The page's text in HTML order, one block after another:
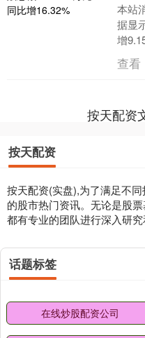
本站
据显
增
增
查看
按天配资
按天配资
按天配资(实盘),为了满足不
的股市热门资讯。无论是股
都有专业的团队进行深入研究
话题标签
在线炒股配资公司